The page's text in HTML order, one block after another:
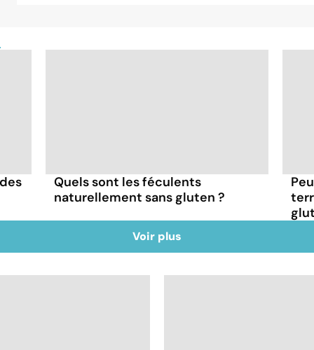
Quels sont les féculents
naturellement sans gluten ?
Voir plus